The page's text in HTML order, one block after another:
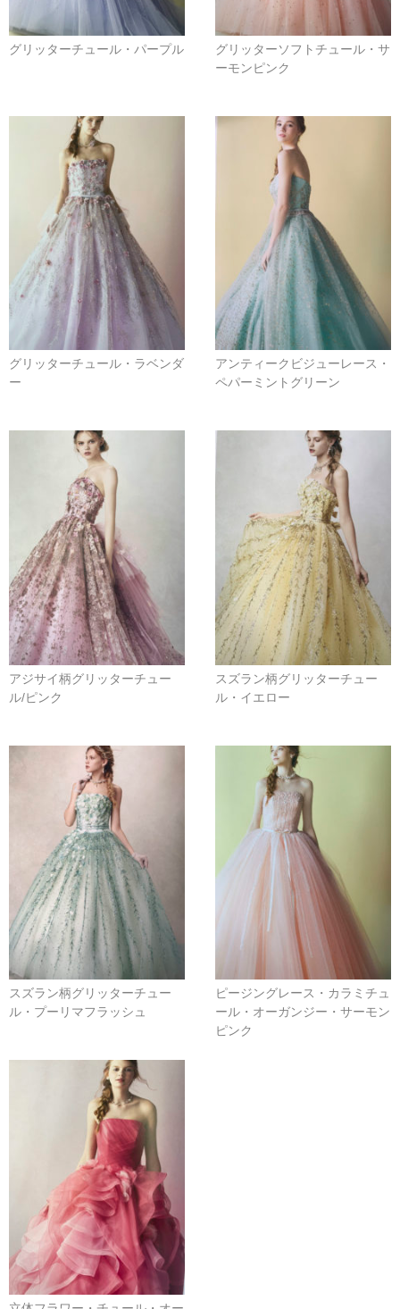
グリッターチュール・パープル
グリッターソフトチュール・サ
ーモンピンク
グリッターチュール・ラベンダ
ー
アンティークビジューレース・
ペパーミントグリーン
アジサイ柄グリッターチュー
ル/ピンク
スズラン柄グリッターチュー
ル・イエロー
スズラン柄グリッターチュー
ル・プーリマフラッシュ
ピージングレース・カラミチュ
ール・オーガンジー・サーモン
ピンク